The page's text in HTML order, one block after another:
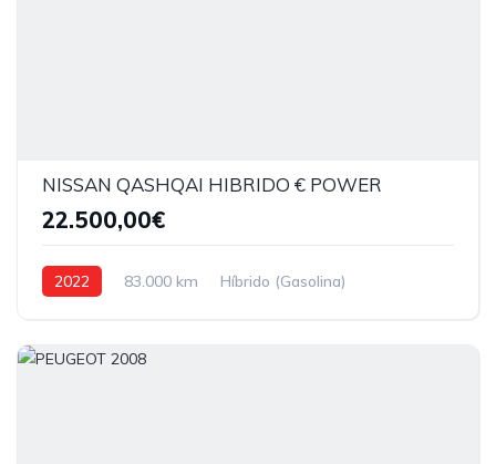
NISSAN QASHQAI HIBRIDO € POWER
22.500,00€
2022 83.000 km
Híbrido (Gasolina)